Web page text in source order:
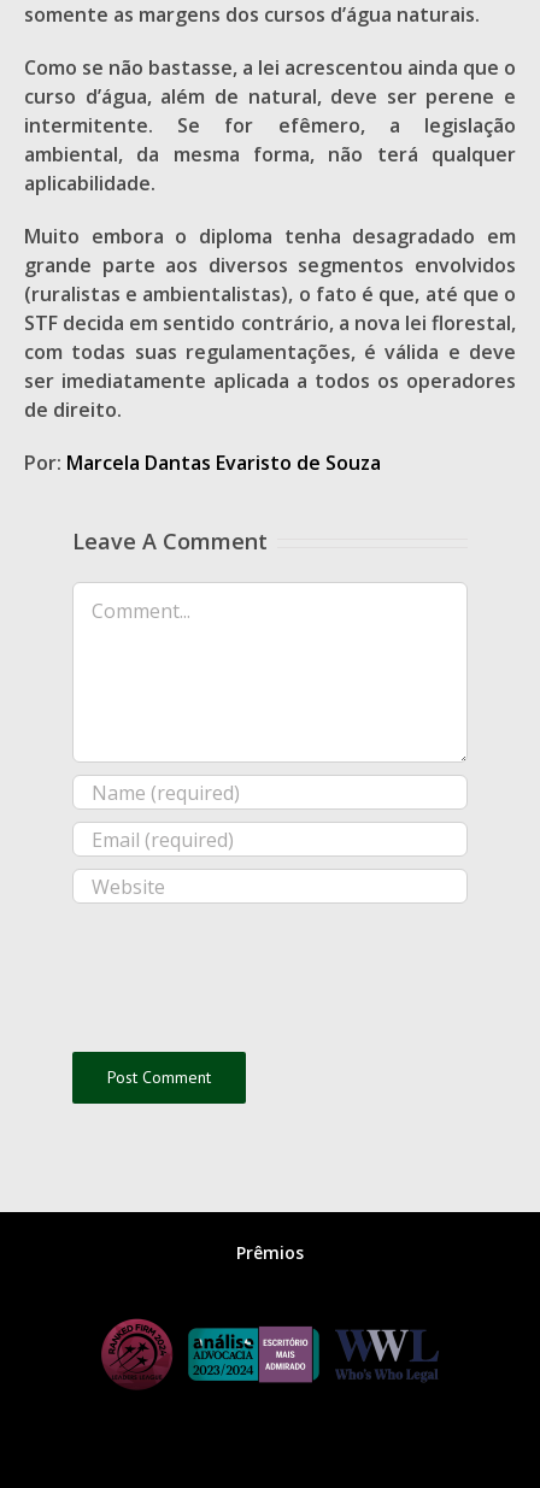
somente as margens dos cursos d’água naturais.
Como se não bastasse, a lei acrescentou ainda que o
curso d’água, além de natural, deve ser perene e
intermitente. Se for efêmero, a legislação
ambiental, da mesma forma, não terá qualquer
aplicabilidade.
Muito embora o diploma tenha desagradado em
grande parte aos diversos segmentos envolvidos
(ruralistas e ambientalistas), o fato é que, até que o
STF decida em sentido contrário, a nova lei florestal,
com todas suas regulamentações, é válida e deve
ser imediatamente aplicada a todos os operadores
de direito.
Por: Marcela Dantas Evaristo de Souza
Leave A Comment
Comment
Prêmios